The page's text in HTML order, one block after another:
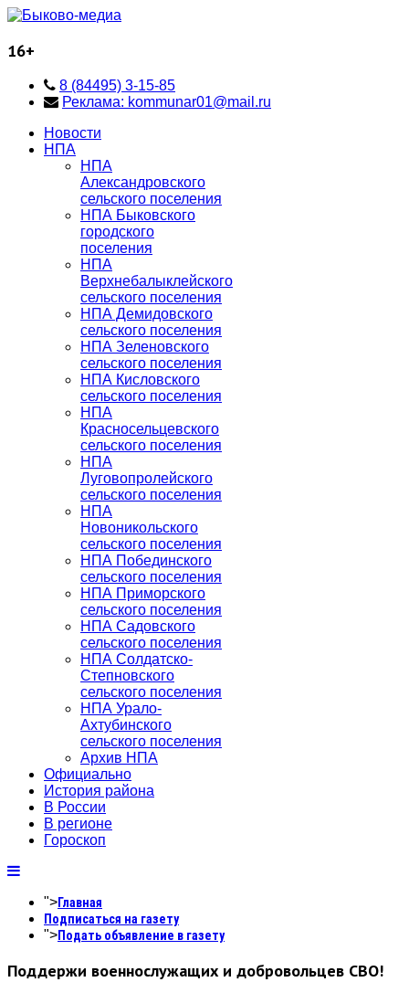
16+
8 (84495) 3-15-85
Реклама: kommunar01@mail.ru
Новости
НПА
НПА
Александровского
сельского поселения
НПА Быковского
городского
поселения
НПА
Верхнебалыклейского
сельского поселения
НПА Демидовского
сельского поселения
НПА Зеленовского
сельского поселения
НПА Кисловского
сельского поселения
НПА
Красносельцевского
сельского поселения
НПА
Луговопролейского
сельского поселения
НПА
Новоникольского
сельского поселения
НПА Побединского
сельского поселения
НПА Приморского
сельского поселения
НПА Садовского
сельского поселения
НПА Солдатско-
Степновского
сельского поселения
НПА Урало-
Ахтубинского
сельского поселения
Архив НПА
Официально
История района
В России
В регионе
Гороскоп
">Главная
Подписаться на газету
">Подать объявление в газету
Поддержи военнослужащих и добровольцев СВО!